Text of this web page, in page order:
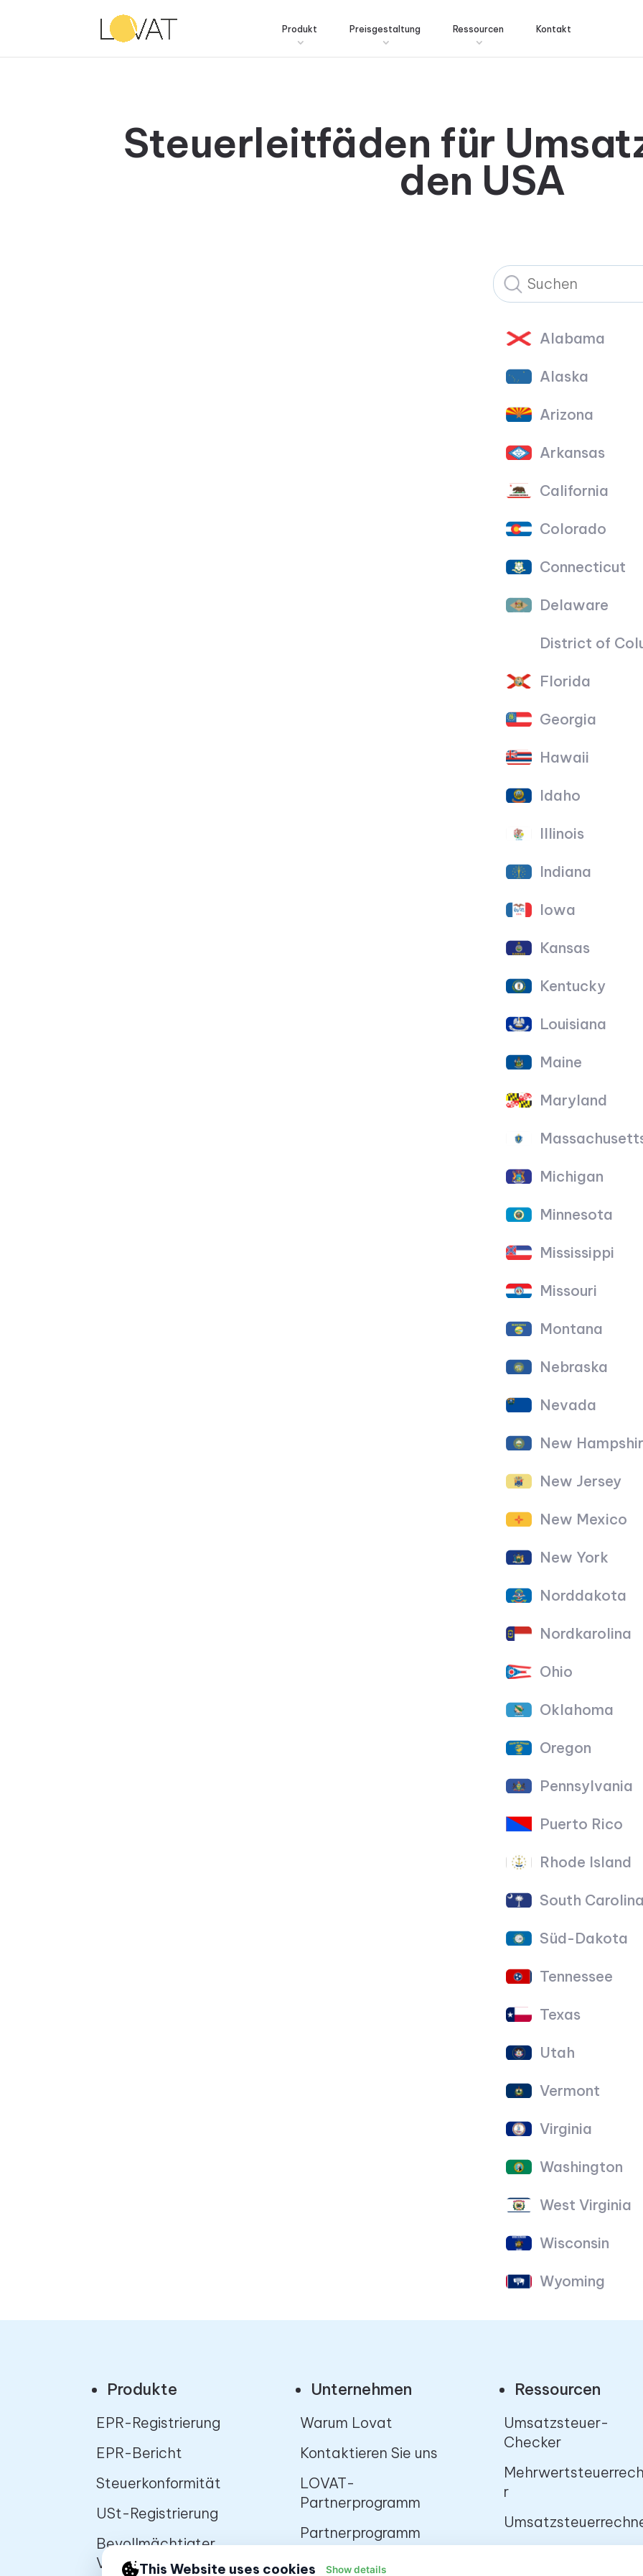
Produkt Preisgestaltung Ressourcen Kontakt
Steuerleitfäden für
den USA
Alabama
Alaska
Arizona
Arkansas
California
Colorado
Connecticut
Delaware
District of
Florida
Georgia
Hawaii
Idaho
Illinois
Indiana
Iowa
Kansas
Kentucky
Louisiana
Maine
Maryland
Michigan
Minnesota
Mississippi
Missouri
Montana
Nebraska
Nevada
New
New Jersey
New Mexico
New York
Norddakota
Nordkarolina
Ohio
Oklahoma
Oregon
Pennsylvania
Puerto Rico
Rhode Island
South
Süd-Dakota
Tennessee
Texas
Utah
Vermont
Virginia
Washington
West Virginia
Wisconsin
Wyoming
Produkte
EPR-Registrierung
EPR-Bericht
Steuerkonformität
USt-Registrierung
Bevollmächtigter
Vertreter
Unternehmen
Warum Lovat
Kontaktieren Sie uns
LOVAT-
Partnerprogramm
Partnerprogramm
Startups
Ressourcen
Umsatzsteuer-
Checker
r
This Website uses cookies Show details